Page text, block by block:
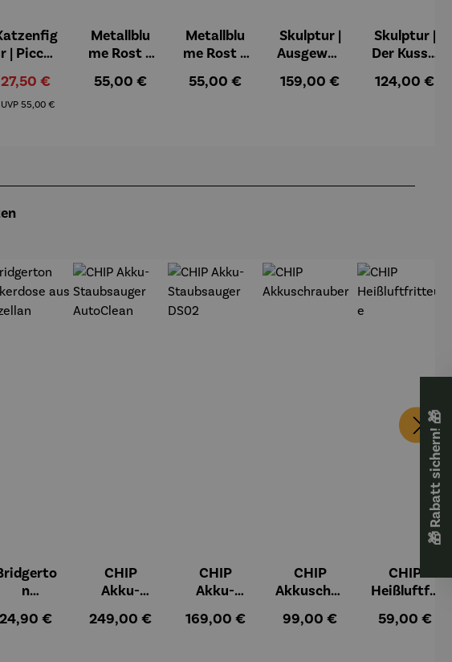
| Piccoli
Rosina
Wachtmei
Verkaufspreis:
27,50 €
UVP Regulärer Preis:
55,00 €
Metallblu
me Rost –
Regulärer Preis:
55,00 €
Metallblu
me Rost –
Regulärer Preis:
55,00 €
Skulptur |
Ausgewog
Gerard
Regulärer Preis:
159,00 €
Skulptur |
Der Kuss –
Regulärer
124,00 €
n
e aus
Regulärer Preis:
24,90 €
CHIP
Akku-
ger
Regulärer Preis:
249,00 €
CHIP
Akku-
ger DS02
Regulärer Preis:
169,00 €
CHIP
Akkuschra
Regulärer Preis:
99,00 €
CHIP
Heißluftfri
Regulärer
59,00 €
🎁 Rabatt sichern! 🎁